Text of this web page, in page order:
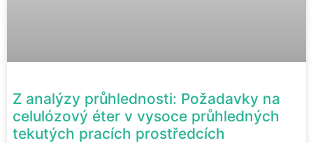
Z analýzy průhlednosti: Požadavky na
celulózový éter v vysoce průhledných
tekutých pracích prostředcích